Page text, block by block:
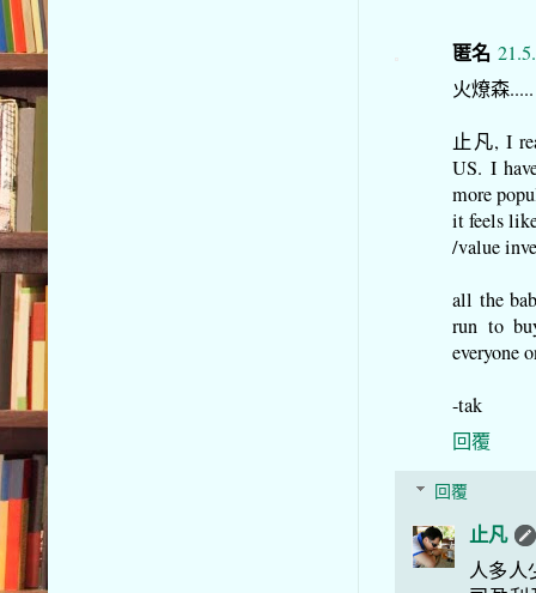
匿名
火燎森
止凡, I
US. I
more
it feels
/value
all the
run to
everyone
-tak
回覆
回覆
止凡
人多人